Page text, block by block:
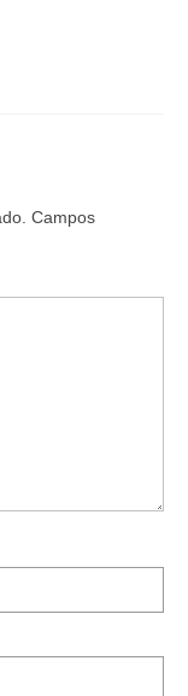
e
Empresa
Campos